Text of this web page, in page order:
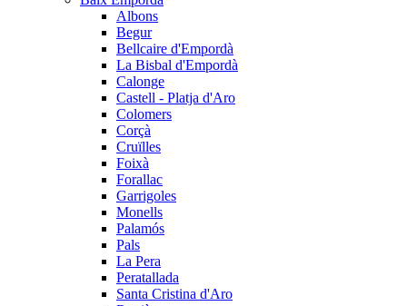
Albons
Begur
Bellcaire d'Empordà
La Bisbal d'Empordà
Calonge
Castell - Platja d'Aro
Colomers
Corçà
Cruïlles
Foixà
Forallac
Garrigoles
Monells
Palamós
Pals
La Pera
Peratallada
Santa Cristina d'Aro